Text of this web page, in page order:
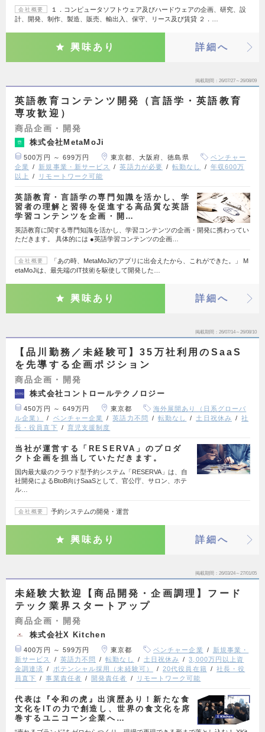
会社概要
１．コンピュータソフトウェア及びハードウェアの企画、研究、設
計、開発、制作、製造、販売、輸出入、保守、リース及び賃貸 ２．…
興味あり 詳細へ
掲載期間 26/07/27～26/08/09
英語教育コンテンツ開発（言語学・英語教育
専攻歓迎）
商品企画・開発
株式会社MetaMoJi
500万円 ～ 699万円 東京都、大阪府、徳島県
ベンチャー
企業
新規事業・新サービス 英語力が必要 転勤なし
年収600万
以上
リモートワーク可能
英語教育・言語学の専門知識を活かし、学
習者の理解と習得を促進する高品質な英語
学習コンテンツを企画・開…
英語教育に関する専門知識を活かし、学習コンテンツの企画・開発に携わってい
ただきます。 具体的には ●英語学習コンテンツの企画…
会社概要
「あの時、MetaMoJiのアプリに出会えたから、これができた。」 M
etaMoJiは、最先端のIT技術を駆使して開発した…
興味あり 詳細へ
掲載期間 26/07/14～26/08/10
【品川勤務／未経験可】35万社利用のSaaS
を先導する企画ポジション
商品企画・開発
株式会社コントロールテクノロジー
450万円 ～ 649万円 東京都
海外展開あり（日系グローバ
ル企業）
ベンチャー企業 英語力不問 転勤なし 土日祝休み
社
長・役員直下
育児支援制度
当社が運営する「RESERVA」のプロダ
クト企画を担当していただきます。
国内最大級のクラウド型予約システム「RESERVA」は、自
社開発によるBtoB向けSaaSとして、官公庁、サロン、ホテ
ル…
会社概要 予約システムの開発・運営
興味あり 詳細へ
掲載期間 26/03/24～27/01/05
未経験大歓迎【商品開発・企画調理】フード
テック業界スタートアップ
商品企画・開発
株式会社X Kitchen
400万円 ～ 599万円 東京都 ベンチャー企業
新規事業・
新サービス
英語力不問 転勤なし 土日祝休み
3,000万円以上資
金調達済
ポテンシャル採用（未経験可） 20代役員在籍
社長・役
員直下
事業責任者 開発責任者 リモートワーク可能
代表は『令和の虎』出演歴あり！新たな食
文化をITの力で創造し、世界の食文化を席
巻するユニコーン企業へ…